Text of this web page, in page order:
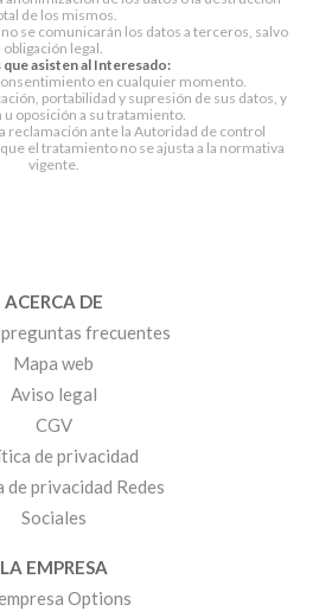
de los mismos.
no se comunicarán los datos a terceros, salvo
obligación legal.
asisten al Interesado:
en cualquier momento.
portabilidad y supresión de sus datos, y
oposición a su tratamiento.
reclamación ante la Autoridad de control
el tratamiento no se ajusta a la normativa
vigente.
ACERCA DE
frecuentes
Mapa web
Aviso legal
CGV
de privacidad
de privacidad Redes
Sociales
LA EMPRESA
Options